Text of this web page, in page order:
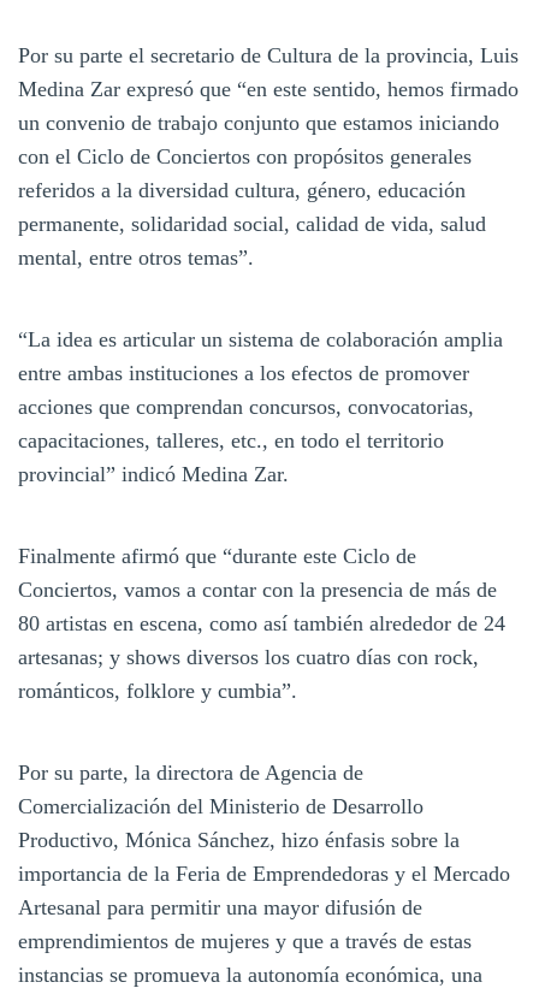
Por su parte el secretario de Cultura de la provincia, Luis
Medina Zar expresó que “en este sentido, hemos firmado
un convenio de trabajo conjunto que estamos iniciando
con el Ciclo de Conciertos con propósitos generales
referidos a la diversidad cultura, género, educación
permanente, solidaridad social, calidad de vida, salud
mental, entre otros temas”.
“La idea es articular un sistema de colaboración amplia
entre ambas instituciones a los efectos de promover
acciones que comprendan concursos, convocatorias,
capacitaciones, talleres, etc., en todo el territorio
provincial” indicó Medina Zar.
Finalmente afirmó que “durante este Ciclo de
Conciertos, vamos a contar con la presencia de más de
80 artistas en escena, como así también alrededor de 24
artesanas; y shows diversos los cuatro días con rock,
románticos, folklore y cumbia”.
Por su parte, la directora de Agencia de
Comercialización del Ministerio de Desarrollo
Productivo, Mónica Sánchez, hizo énfasis sobre la
importancia de la Feria de Emprendedoras y el Mercado
Artesanal para permitir una mayor difusión de
emprendimientos de mujeres y que a través de estas
instancias se promueva la autonomía económica, una